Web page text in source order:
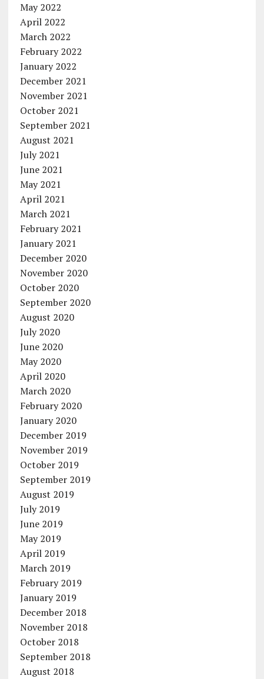
May 2022
April 2022
March 2022
February 2022
January 2022
December 2021
November 2021
October 2021
September 2021
August 2021
July 2021
June 2021
May 2021
April 2021
March 2021
February 2021
January 2021
December 2020
November 2020
October 2020
September 2020
August 2020
July 2020
June 2020
May 2020
April 2020
March 2020
February 2020
January 2020
December 2019
November 2019
October 2019
September 2019
August 2019
July 2019
June 2019
May 2019
April 2019
March 2019
February 2019
January 2019
December 2018
November 2018
October 2018
September 2018
August 2018